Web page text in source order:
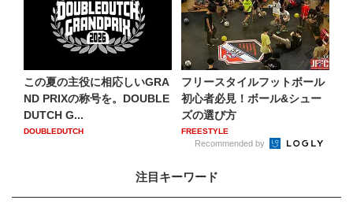
この夏の主役に相応しいGRA
ND PRIXの称号を。DOUBLE
DUTCH G...
DOUBLEDUTCH
フリースタイルフットボール
初心者必見！ボール&シュー
ズの選び方
FREESTYLE
Recommended by
注目キーワード